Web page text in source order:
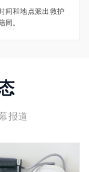
间和地点派出救护
同。
报道